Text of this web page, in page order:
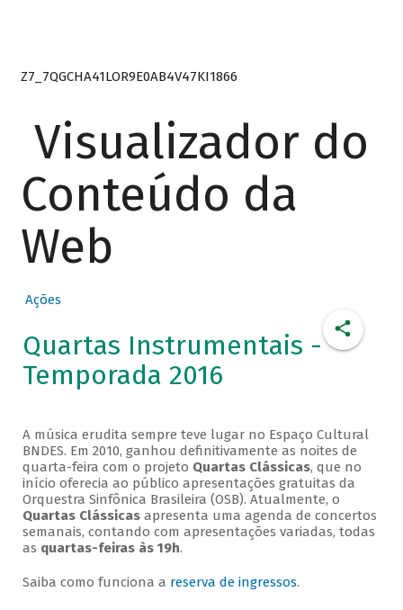
Z7_7QGCHA41LOR9E0AB4V47KI1866
Visualizador do
Conteúdo da
Web
Ações
Quartas Instrumentais -
Temporada 2016
A música erudita sempre teve lugar no Espaço Cultural
BNDES. Em 2010, ganhou definitivamente as noites de
quarta-feira com o projeto Quartas Clássicas, que no
início oferecia ao público apresentações gratuitas da
Orquestra Sinfônica Brasileira (OSB). Atualmente, o
Quartas Clássicasapresenta uma agenda de concertos
semanais, contando com apresentações variadas, todas
as quartas-feiras às 19h.
Saiba como funciona a reserva de ingressos.